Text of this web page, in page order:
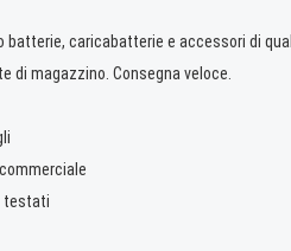
batterie, caricabatterie e accessori di
di magazzino. Consegna veloce.
testati